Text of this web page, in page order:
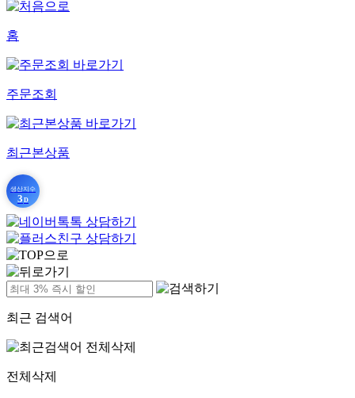
홈
주문조회
최근본상품
생산지수
3 D
최근 검색어
전체삭제